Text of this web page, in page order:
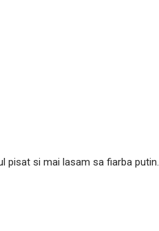
pisat si mai lasam sa fiarba putin.